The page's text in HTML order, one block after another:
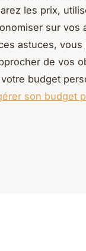
les prix,
sur vos
astuces, vous
de vos
budget
son budget